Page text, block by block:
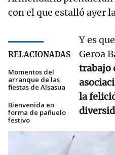
con el que estalló ayer
RELACIONADAS
Momentos del
arranque de las
fiestas de Alsasua
Bienvenida en
forma de pañuelo
festivo
Y es
Geroa
trabajo
la